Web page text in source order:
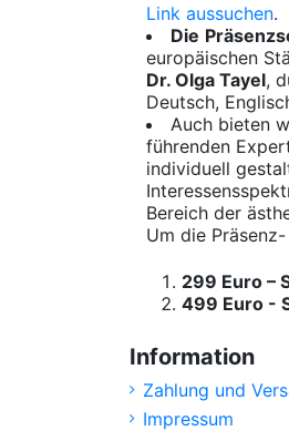
Link aussuchen.
Die
europäischen
Dr. Olga Tayel,
Deutsch,
Auch bieten
führenden
individuell
Bereich der
Um die
299 Euro –
499 Euro -
Information
Zahlung und
Impressum